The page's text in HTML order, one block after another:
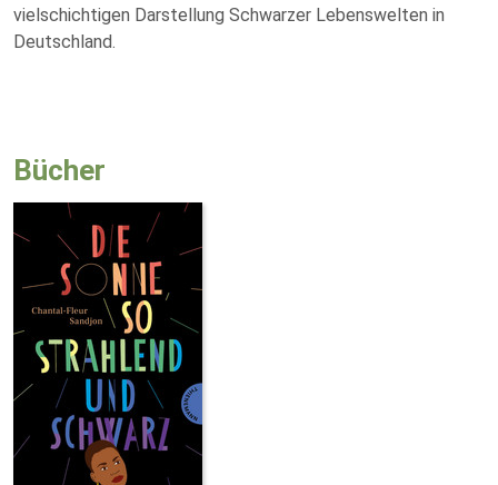
vielschichtigen Darstellung Schwarzer Lebenswelten in
Deutschland.
Bücher